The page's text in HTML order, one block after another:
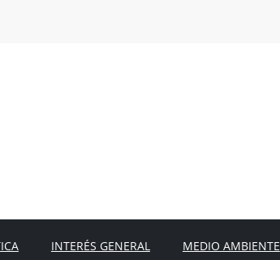
INTERÉS GENERAL MEDIO AMBIENTE